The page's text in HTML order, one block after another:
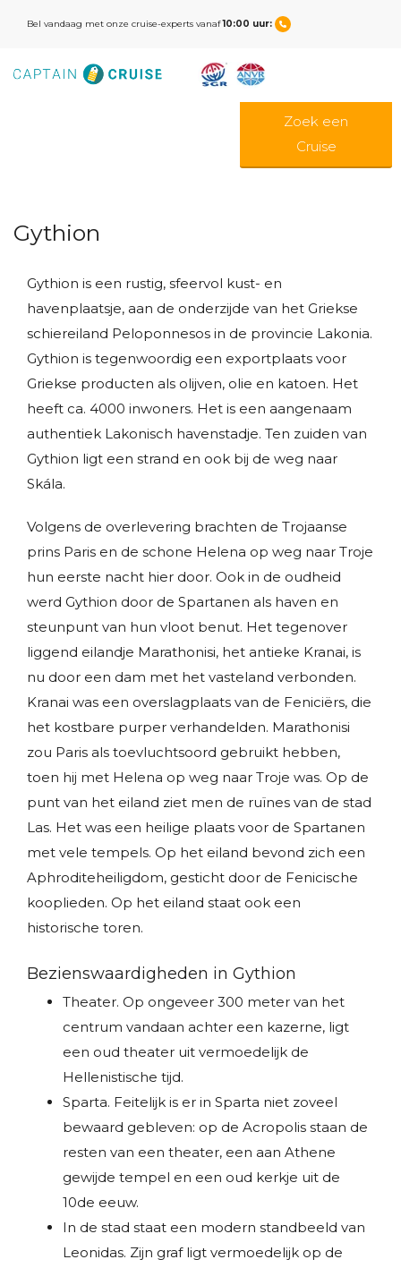
Bel vandaag met onze cruise-experts vanaf10:00 uur:
Zoek een
Cruise
Gythion
Gythion is een rustig, sfeervol kust- en
havenplaatsje, aan de onderzijde van het Griekse
schiereiland Peloponnesos in de provincie Lakonia.
Gythion is tegenwoordig een exportplaats voor
Griekse producten als olijven, olie en katoen. Het
heeft ca. 4000 inwoners. Het is een aangenaam
authentiek Lakonisch havenstadje. Ten zuiden van
Gythion ligt een strand en ook bij de weg naar
Skála.
Volgens de overlevering brachten de Trojaanse
prins Paris en de schone Helena op weg naar Troje
hun eerste nacht hier door. Ook in de oudheid
werd Gythion door de Spartanen als haven en
steunpunt van hun vloot benut. Het tegenover
liggend eilandje Marathonisi, het antieke Kranai, is
nu door een dam met het vasteland verbonden.
Kranai was een overslagplaats van de Feniciërs, die
het kostbare purper verhandelden. Marathonisi
zou Paris als toevluchtsoord gebruikt hebben,
toen hij met Helena op weg naar Troje was. Op de
punt van het eiland ziet men de ruïnes van de stad
Las. Het was een heilige plaats voor de Spartanen
met vele tempels. Op het eiland bevond zich een
Aphroditeheiligdom, gesticht door de Fenicische
kooplieden. Op het eiland staat ook een
historische toren.
Bezienswaardigheden in Gythion
Theater. Op ongeveer 300 meter van het
centrum vandaan achter een kazerne, ligt
een oud theater uit vermoedelijk de
Hellenistische tijd.
Sparta. Feitelijk is er in Sparta niet zoveel
bewaard gebleven: op de Acropolis staan de
resten van een theater, een aan Athene
gewijde tempel en een oud kerkje uit de
10de eeuw.
In de stad staat een modern standbeeld van
Leonidas. Zijn graf ligt vermoedelijk op de